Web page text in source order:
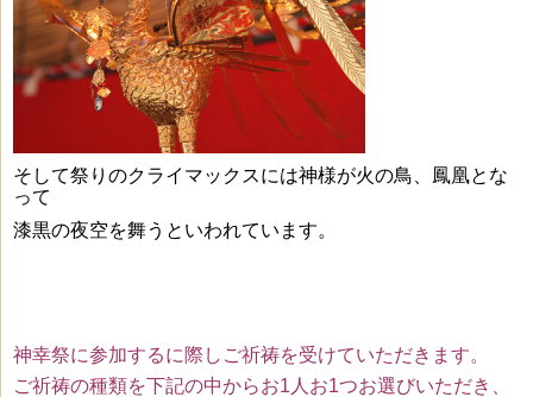
そして祭りのクライマックスには神様が火の鳥、鳳凰とな
って
漆黒の夜空を舞うといわれています。
神幸祭に参加するに際しご祈祷を受けていただきます。
ご祈祷の種類を下記の中からお1人お1つお選びいただき、